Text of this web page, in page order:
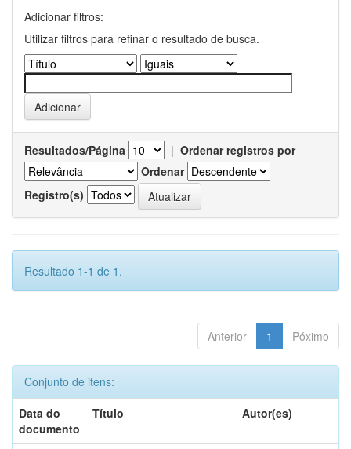
Adicionar filtros:
Utilizar filtros para refinar o resultado de busca.
Resultados/Página | Ordenar registros por
Ordenar
Registro(s)
Resultado 1-1 de 1.
Anterior 1 Póximo
Conjunto de itens:
Data do
documento
Título Autor(es)